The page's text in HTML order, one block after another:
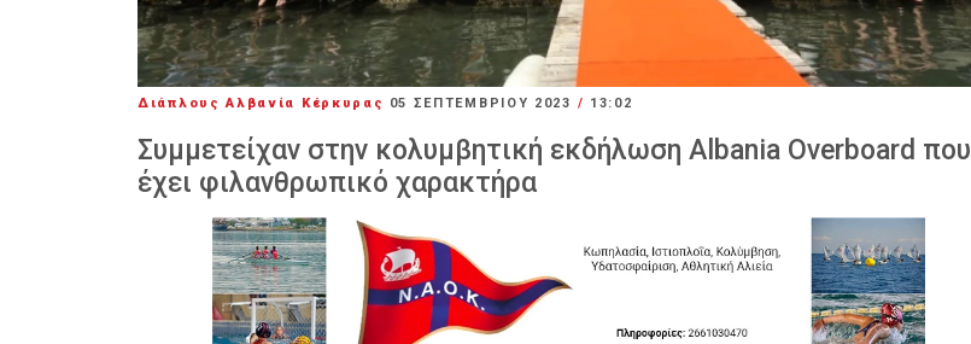
Διάπλους Αλβανία Κέρκυρας 05 ΣΕΠΤΕΜΒΡΊΟΥ 2023 / 13:02
Συμμετείχαν στην κολυμβητική εκδήλωση Albania Overboard που
έχει φιλανθρωπικό χαρακτήρα